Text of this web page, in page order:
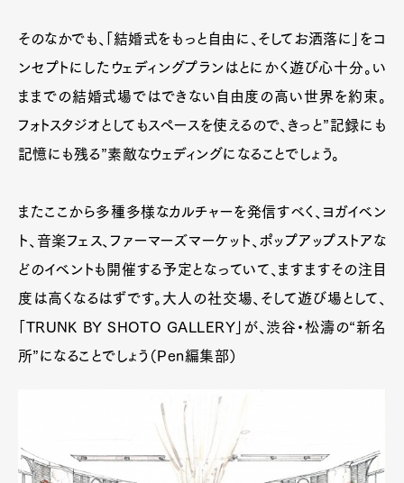
そのなかでも、「結婚式をもっと自由に、そしてお洒落に」をコ
ンセプトにしたウェディングプランはとにかく遊び心十分。い
ままでの結婚式場ではできない自由度の高い世界を約束。
フォトスタジオとしてもスペースを使えるので、きっと”記録にも
記憶にも残る”素敵なウェディングになることでしょう。
またここから多種多様なカルチャーを発信すべく、ヨガイベン
ト、音楽フェス、ファーマーズマーケット、ポップアップストアな
どのイベントも開催する予定となっていて、ますますその注目
度は高くなるはずです。大人の社交場、そして遊び場として、
「TRUNK BY SHOTO GALLERY」が、渋谷・松濤の“新名
所”になることでしょう（Pen編集部）